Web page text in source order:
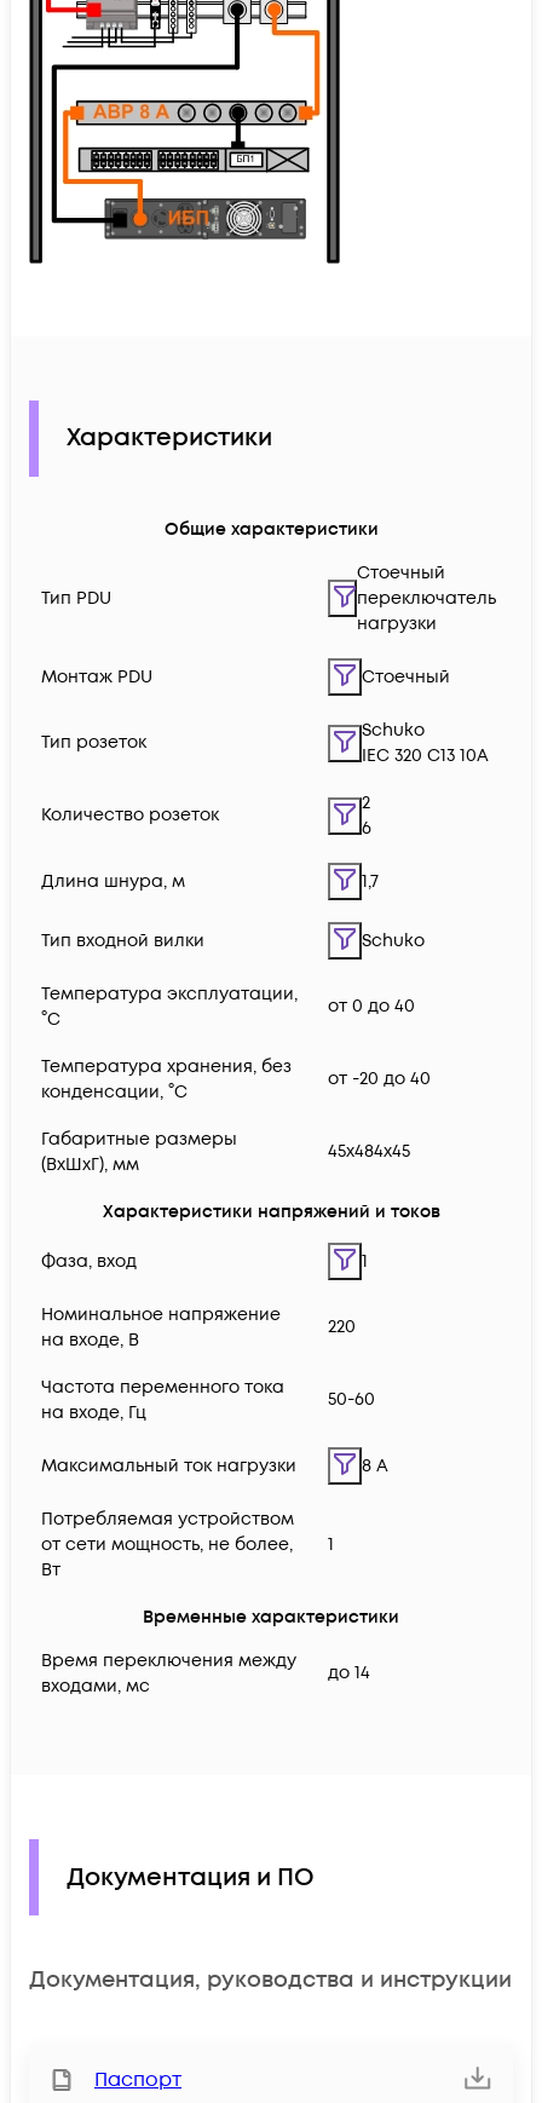
Характеристики
Общие характеристики
Тип PDU
Стоечный
переключатель
нагрузки
Монтаж PDU Стоечный
Тип розеток
Schuko
IEC 320 C13 10A
Количество розеток
2
6
Длина шнура, м 1,7
Тип входной вилки Schuko
Температура эксплуатации,
°C
от 0 до 40
Температура хранения, без
конденсации, °С
от -20 до 40
Габаритные размеры
(ВхШхГ), мм
45х484x45
Характеристики напряжений и токов
Фаза, вход 1
Номинальное напряжение
на входе, В
220
Частота переменного тока
на входе, Гц
50-60
Максимальный ток нагрузки 8 A
Потребляемая устройством
от сети мощность, не более,
Вт
1
Временные характеристики
Время переключения между
входами, мс
до 14
Документация и ПО
Документация, руководства и инструкции
Паспорт